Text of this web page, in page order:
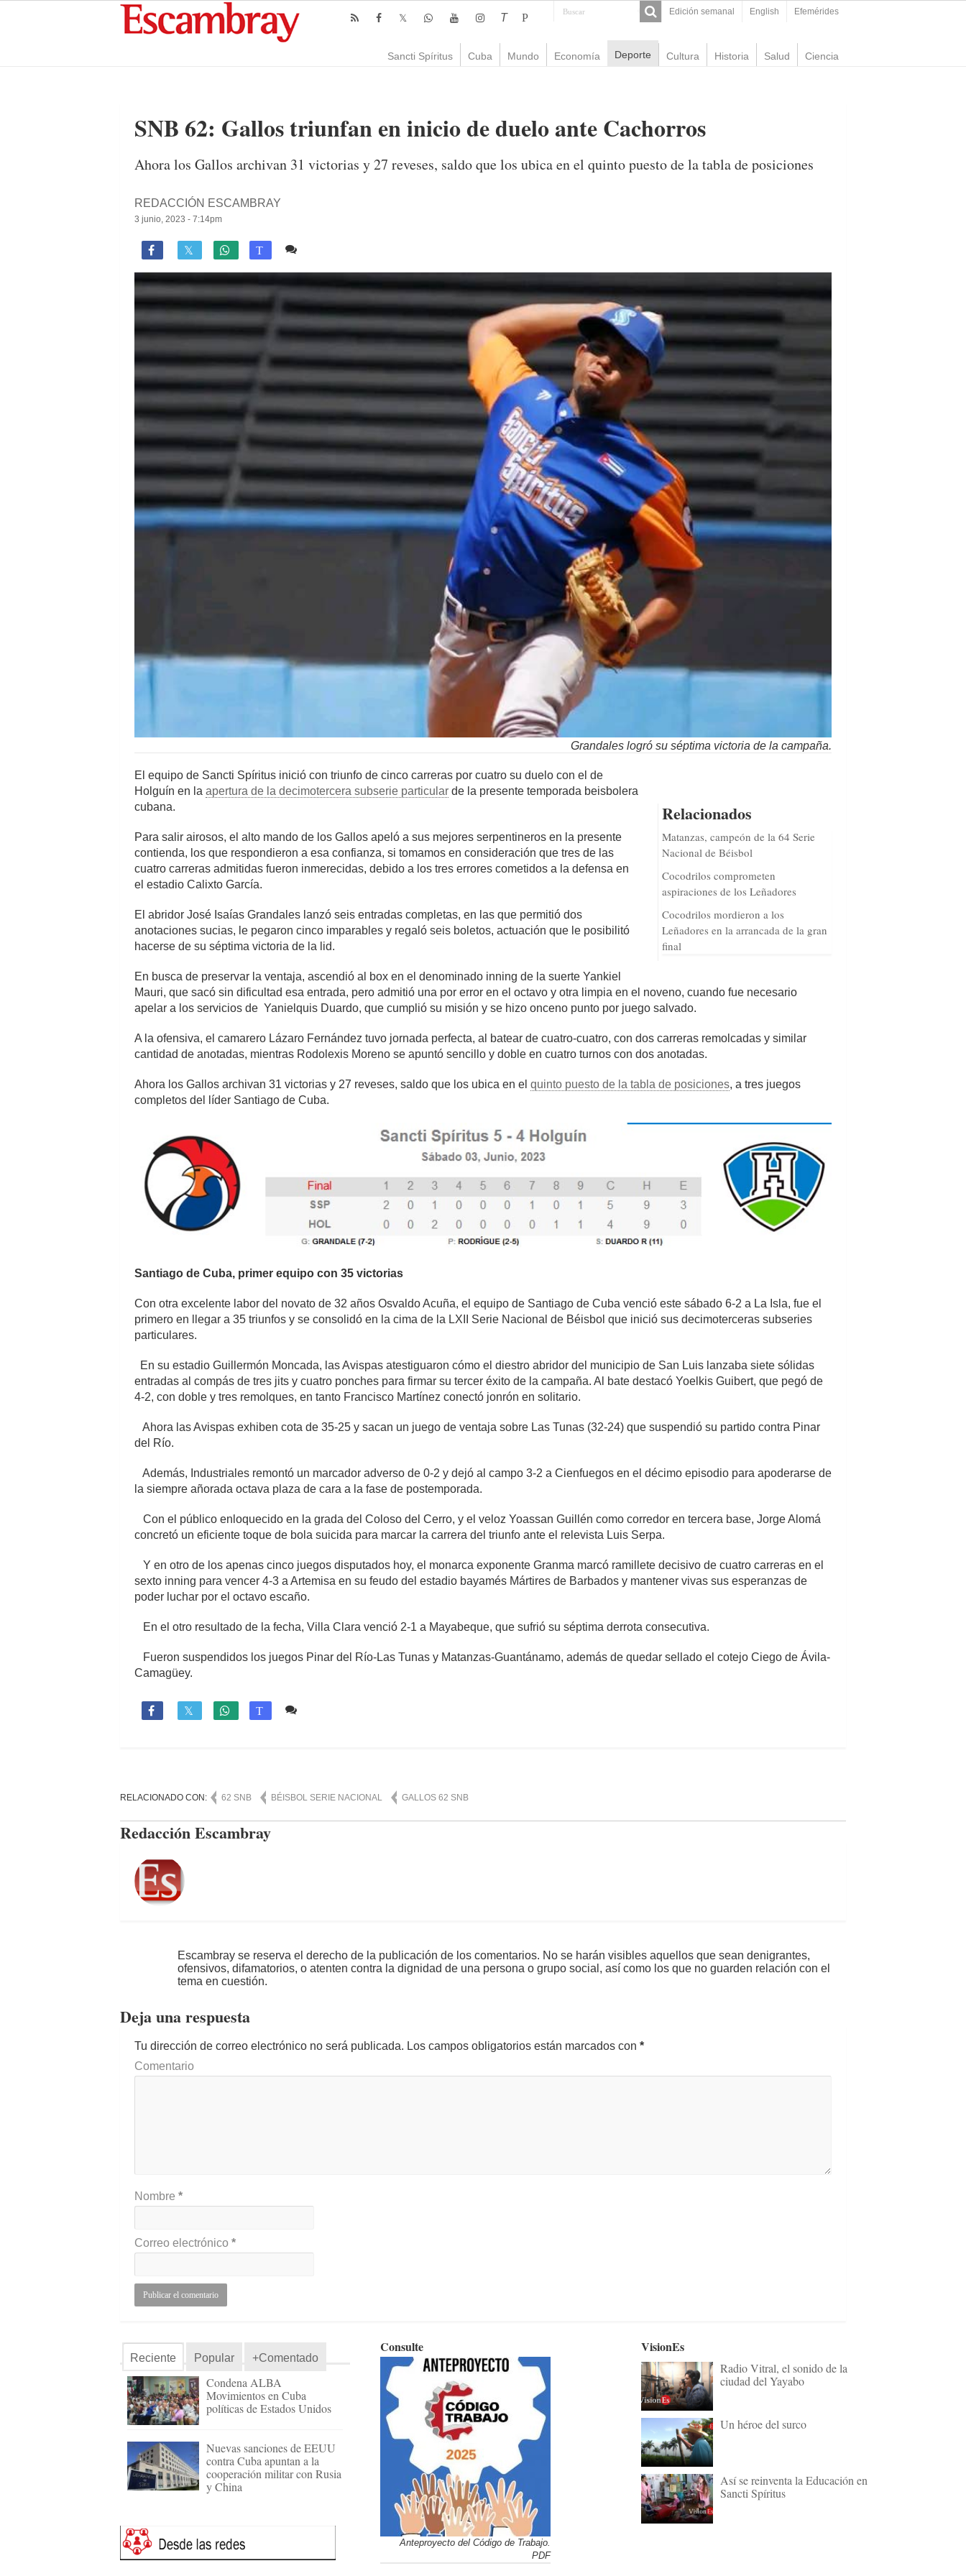
Edición semanal English Efemérides
T P
Sancti Spíritus Cuba Mundo Economía Deporte Cultura Historia Salud Ciencia
SNB 62: Gallos triunfan en inicio de duelo ante Cachorros
Ahora los Gallos archivan 31 victorias y 27 reveses, saldo que los ubica en el quinto puesto de la tabla de posiciones
REDACCIÓN ESCAMBRAY
3 junio, 2023 - 7:14pm
 T
Grandales logró su séptima victoria de la campaña.
Relacionados
Matanzas, campeón de la 64 Serie
Nacional de Béisbol
Cocodrilos comprometen
aspiraciones de los Leñadores
Cocodrilos mordieron a los
Leñadores en la arrancada de la gran
final
El equipo de Sancti Spíritus inició con triunfo de cinco carreras por cuatro su duelo con el de
Holguín en la apertura de la decimotercera subserie particular de la presente temporada beisbolera
cubana.
Para salir airosos, el alto mando de los Gallos apeló a sus mejores serpentineros en la presente
contienda, los que respondieron a esa confianza, si tomamos en consideración que tres de las
cuatro carreras admitidas fueron inmerecidas, debido a los tres errores cometidos a la defensa en
el estadio Calixto García.
El abridor José Isaías Grandales lanzó seis entradas completas, en las que permitió dos
anotaciones sucias, le pegaron cinco imparables y regaló seis boletos, actuación que le posibilitó
hacerse de su séptima victoria de la lid.
En busca de preservar la ventaja, ascendió al box en el denominado inning de la suerte Yankiel
Mauri, que sacó sin dificultad esa entrada, pero admitió una por error en el octavo y otra limpia en el noveno, cuando fue necesario
apelar a los servicios de Yanielquis Duardo, que cumplió su misión y se hizo onceno punto por juego salvado.
A la ofensiva, el camarero Lázaro Fernández tuvo jornada perfecta, al batear de cuatro-cuatro, con dos carreras remolcadas y similar
cantidad de anotadas, mientras Rodolexis Moreno se apuntó sencillo y doble en cuatro turnos con dos anotadas.
Ahora los Gallos archivan 31 victorias y 27 reveses, saldo que los ubica en el quinto puesto de la tabla de posiciones, a tres juegos
completos del líder Santiago de Cuba.
Santiago de Cuba, primer equipo con 35 victorias
Con otra excelente labor del novato de 32 años Osvaldo Acuña, el equipo de Santiago de Cuba venció este sábado 6-2 a La Isla, fue el
primero en llegar a 35 triunfos y se consolidó en la cima de la LXII Serie Nacional de Béisbol que inició sus decimoterceras subseries
particulares.
En su estadio Guillermón Moncada, las Avispas atestiguaron cómo el diestro abridor del municipio de San Luis lanzaba siete sólidas
entradas al compás de tres jits y cuatro ponches para firmar su tercer éxito de la campaña. Al bate destacó Yoelkis Guibert, que pegó de
4-2, con doble y tres remolques, en tanto Francisco Martínez conectó jonrón en solitario.
Ahora las Avispas exhiben cota de 35-25 y sacan un juego de ventaja sobre Las Tunas (32-24) que suspendió su partido contra Pinar
del Río.
Además, Industriales remontó un marcador adverso de 0-2 y dejó al campo 3-2 a Cienfuegos en el décimo episodio para apoderarse de
la siempre añorada octava plaza de cara a la fase de postemporada.
Con el público enloquecido en la grada del Coloso del Cerro, y el veloz Yoassan Guillén como corredor en tercera base, Jorge Alomá
concretó un eficiente toque de bola suicida para marcar la carrera del triunfo ante el relevista Luis Serpa.
Y en otro de los apenas cinco juegos disputados hoy, el monarca exponente Granma marcó ramillete decisivo de cuatro carreras en el
sexto inning para vencer 4-3 a Artemisa en su feudo del estadio bayamés Mártires de Barbados y mantener vivas sus esperanzas de
poder luchar por el octavo escaño.
En el otro resultado de la fecha, Villa Clara venció 2-1 a Mayabeque, que sufrió su séptima derrota consecutiva.
Fueron suspendidos los juegos Pinar del Río-Las Tunas y Matanzas-Guantánamo, además de quedar sellado el cotejo Ciego de Ávila-
Camagüey.
 T
RELACIONADO CON: 62 SNB BÉISBOL SERIE NACIONAL GALLOS 62 SNB
Redacción Escambray
Escambray se reserva el derecho de la publicación de los comentarios. No se harán visibles aquellos que sean denigrantes,
ofensivos, difamatorios, o atenten contra la dignidad de una persona o grupo social, así como los que no guarden relación con el
tema en cuestión.
Deja una respuesta
Tu dirección de correo electrónico no será publicada. Los campos obligatorios están marcados con *
Comentario
Nombre *
Correo electrónico *
Reciente Popular +Comentado
Condena ALBA
Movimientos en Cuba
políticas de Estados Unidos
Nuevas sanciones de EEUU
contra Cuba apuntan a la
cooperación militar con Rusia
y China
Consulte
Anteproyecto del Código de Trabajo.
PDF
VisionEs
Radio Vitral, el sonido de la
ciudad del Yayabo
Un héroe del surco
Así se reinventa la Educación en
Sancti Spíritus